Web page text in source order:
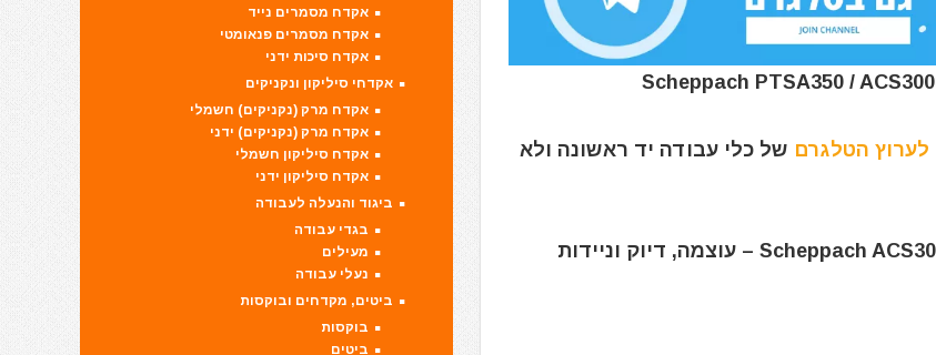
לערוץ הטלגרם של כלי עבודה יד ראשונה ולא
מכונת צביעה אירלס שפך מקצועית Scheppach ACS3000 / PTSA350 – עוצמה, דיוק וניידות
אקדח מסמרים נייד
אקדח מסמרים פנאומטי
אקדח סיכות ידני
אקדחי סיליקון ונקניקים
אקדח מרק (נקניקים) חשמלי
אקדח מרק (נקניקים) ידני
אקדח סיליקון חשמלי
אקדח סיליקון ידני
ביגוד והנעלה לעבודה
בגדי עבודה
מעילים
נעלי עבודה
ביטים, מקדחים ובוקסות
בוקסות
ביטים